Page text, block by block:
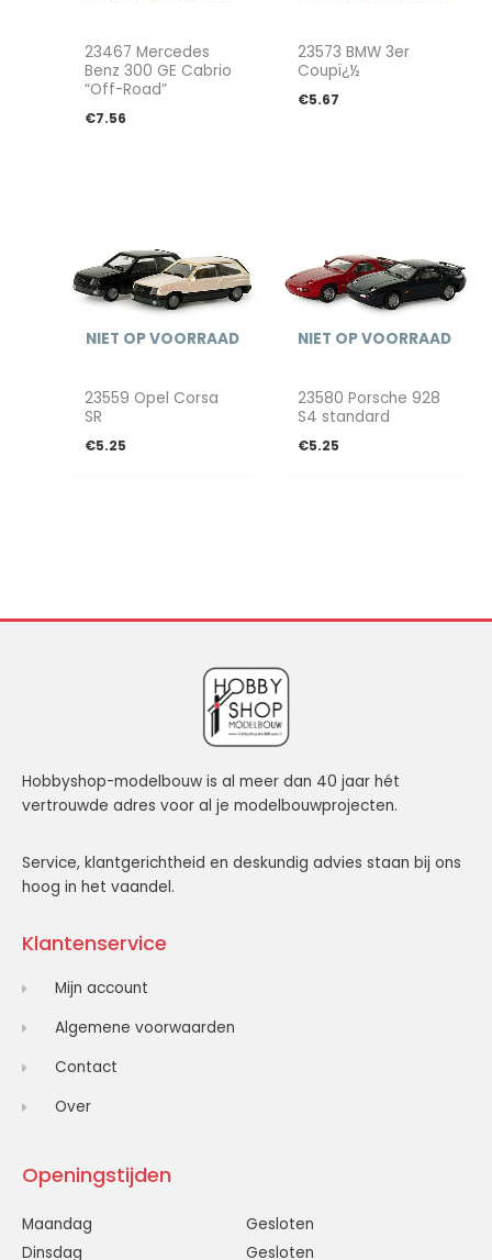
23467 Mercedes
Benz 300 GE Cabrio
“Off-Road”
€7.56
23573 BMW 3er
Coupï¿½
€5.67
NIET OP VOORRAAD
23559 Opel Corsa
SR
€5.25
NIET OP VOORRAAD
23580 Porsche 928
S4 standard
€5.25
Hobbyshop-modelbouw is al meer dan 40 jaar hét
vertrouwde adres voor al je modelbouwprojecten.
Service, klantgerichtheid en deskundig advies staan bij ons
hoog in het vaandel.
Klantenservice
Mijn account
Algemene voorwaarden
Contact
Over
Openingstijden
Maandag
Gesloten
Dinsdag
Gesloten